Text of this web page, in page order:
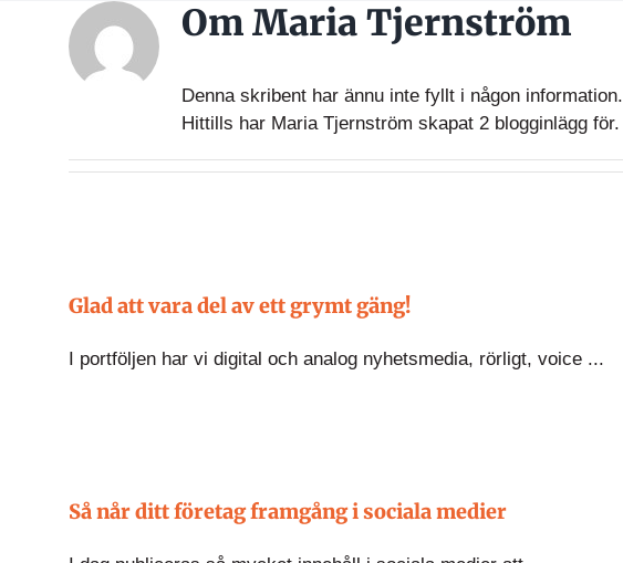
Om Maria Tjernström
Denna skribent har ännu inte fyllt i någon information.
Hittills har Maria Tjernström skapat 2 blogginlägg för.
Glad att vara del av ett grymt gäng!
I portföljen har vi digital och analog nyhetsmedia, rörligt, voice ...
Så når ditt företag framgång i sociala medier